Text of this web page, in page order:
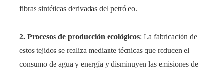
fibras sintéticas derivadas del petróleo.
2. Procesos de producción ecológicos: La fabricación de
estos tejidos se realiza mediante técnicas que reducen el
consumo de agua y energía y disminuyen las emisiones de